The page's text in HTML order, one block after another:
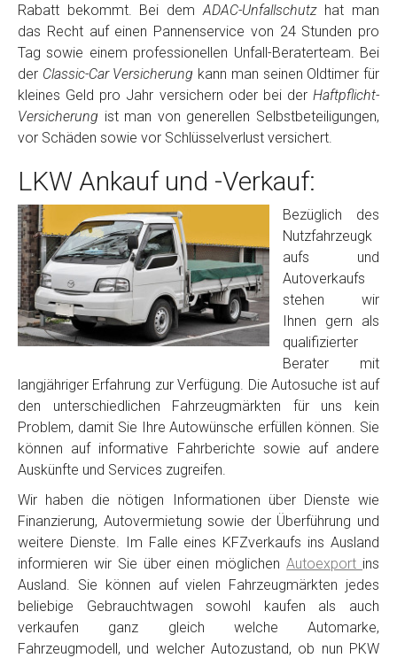
Rabatt bekommt. Bei demADAC-Unfallschutzhat man
das Recht auf einen Pannenservice von 24 Stunden pro
Tag sowie einem professionellen Unfall-Beraterteam. Bei
der Classic-Car Versicherung kann man seinen Oldtimer für
kleines Geld pro Jahr versichern oder bei der Haftpflicht-
Versicherung ist man von generellen Selbstbeteiligungen,
vor Schäden sowie vor Schlüsselverlust versichert.
LKW Ankauf und -Verkauf:
Bezüglich des
Nutzfahrzeugk
aufs und
Autoverkaufs
stehen wir
Ihnen gern als
qualifizierter
Berater mit
langjähriger Erfahrung zur Verfügung. Die Autosuche ist auf
den unterschiedlichen Fahrzeugmärkten für uns kein
Problem, damit Sie Ihre Autowünsche erfüllen können. Sie
können auf informative Fahrberichte sowie auf andere
Auskünfte und Services zugreifen.
Wir haben die nötigen Informationen über Dienste wie
Finanzierung, Autovermietung sowie der Überführung und
weitere Dienste. Im Falle eines KFZverkaufs ins Ausland
informieren wir Sie über einen möglichenAutoexport ins
Ausland. Sie können auf vielen Fahrzeugmärkten jedes
beliebige Gebrauchtwagen sowohl kaufen als auch
verkaufen ganz gleich welche Automarke,
Fahrzeugmodell, und welcher Autozustand, ob nun PKW